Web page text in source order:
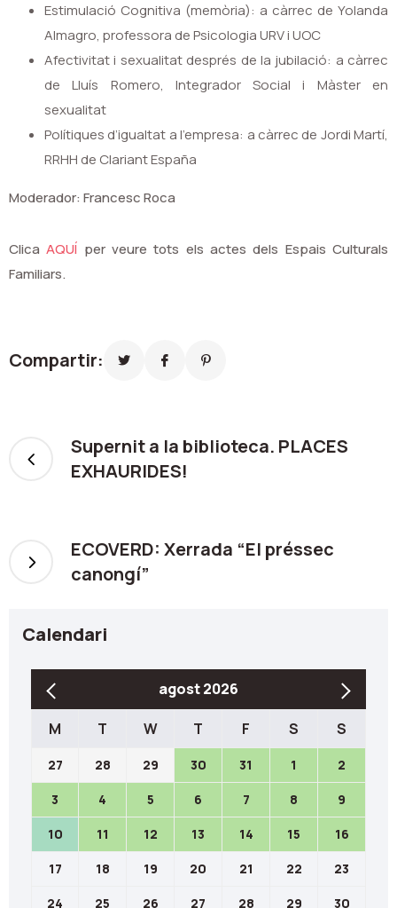
Estimulació Cognitiva (memòria): a càrrec de Yolanda
Almagro, professora de Psicologia URV i UOC
Afectivitat i sexualitat després de la jubilació: a càrrec
de Lluís Romero, Integrador Social i Màster en
sexualitat
Polítiques d’igualtat a l’empresa: a càrrec de Jordi Martí,
RRHH de Clariant España
Moderador: Francesc Roca
ClicaAQUÍ per veure tots els actes dels Espais Culturals
Familiars.
Compartir:
Supernit a la biblioteca. PLACES
EXHAURIDES!
ECOVERD: Xerrada “El préssec
canongí”
Calendari
agost 2026
M T W T F S S
27 28 29 30 31 1 2
3 4 5 6 7 8 9
10 11 12 13 14 15 16
17 18 19 20 21 22 23
24 25 26 27 28 29 30